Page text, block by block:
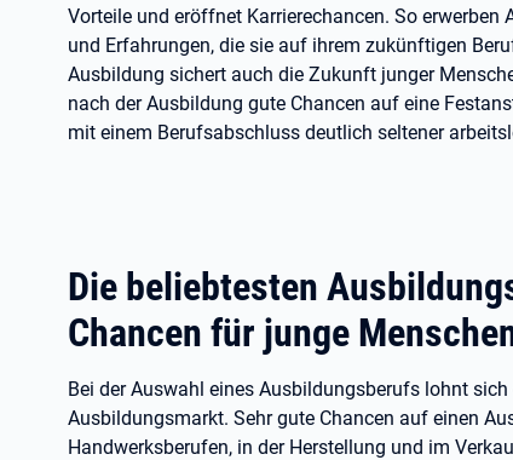
Vorteile und eröffnet Karrierechancen. So
und Erfahrungen, die sie auf ihrem zukünftigen
Ausbildung sichert auch die Zukunft junger
nach der Ausbildung gute Chancen auf eine
mit einem Berufsabschluss deutlich seltener
Die beliebtesten
Chancen für junge
Bei der Auswahl eines Ausbildungsberufs lohnt
Ausbildungsmarkt. Sehr gute Chancen auf einen
Handwerksberufen, in der Herstellung und im